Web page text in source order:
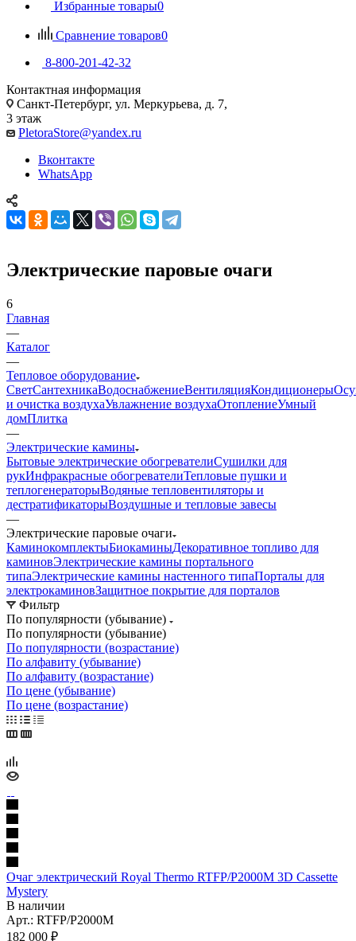
Избранные товары0
Сравнение товаров0
8-800-201-42-32
Контактная информация
Санкт-Петербург, ул. Меркурьева, д. 7,
3 этаж
PletoraStore@yandex.ru
Вконтакте
WhatsApp
Электрические паровые очаги
6
Главная
—
Каталог
—
Тепловое оборудование
СветСантехникаВодоснабжениеВентиляцияКондиционеры
и очистка воздухаУвлажнение воздухаОтоплениеУмный
домПлитка
—
Электрические камины
Бытовые электрические обогревателиСушилки для
рукИнфракрасные обогревателиТепловые пушки и
теплогенераторыВодяные тепловентиляторы и
дестратификаторыВоздушные и тепловые завесы
—
Электрические паровые очаги
КаминокомплектыБиокаминыДекоративное топливо для
каминовЭлектрические камины портального
типаЭлектрические камины настенного типаПорталы для
электрокаминовЗащитное покрытие для порталов
Фильтр
По популярности (убывание)
По популярности (убывание)
По популярности (возрастание)
По алфавиту (убывание)
По алфавиту (возрастание)
По цене (убывание)
По цене (возрастание)
Очаг электрический Royal Thermo RTFP/P2000M 3D Cassette
Mystery
В наличии
Арт.: RTFP/P2000M
182 000 ₽